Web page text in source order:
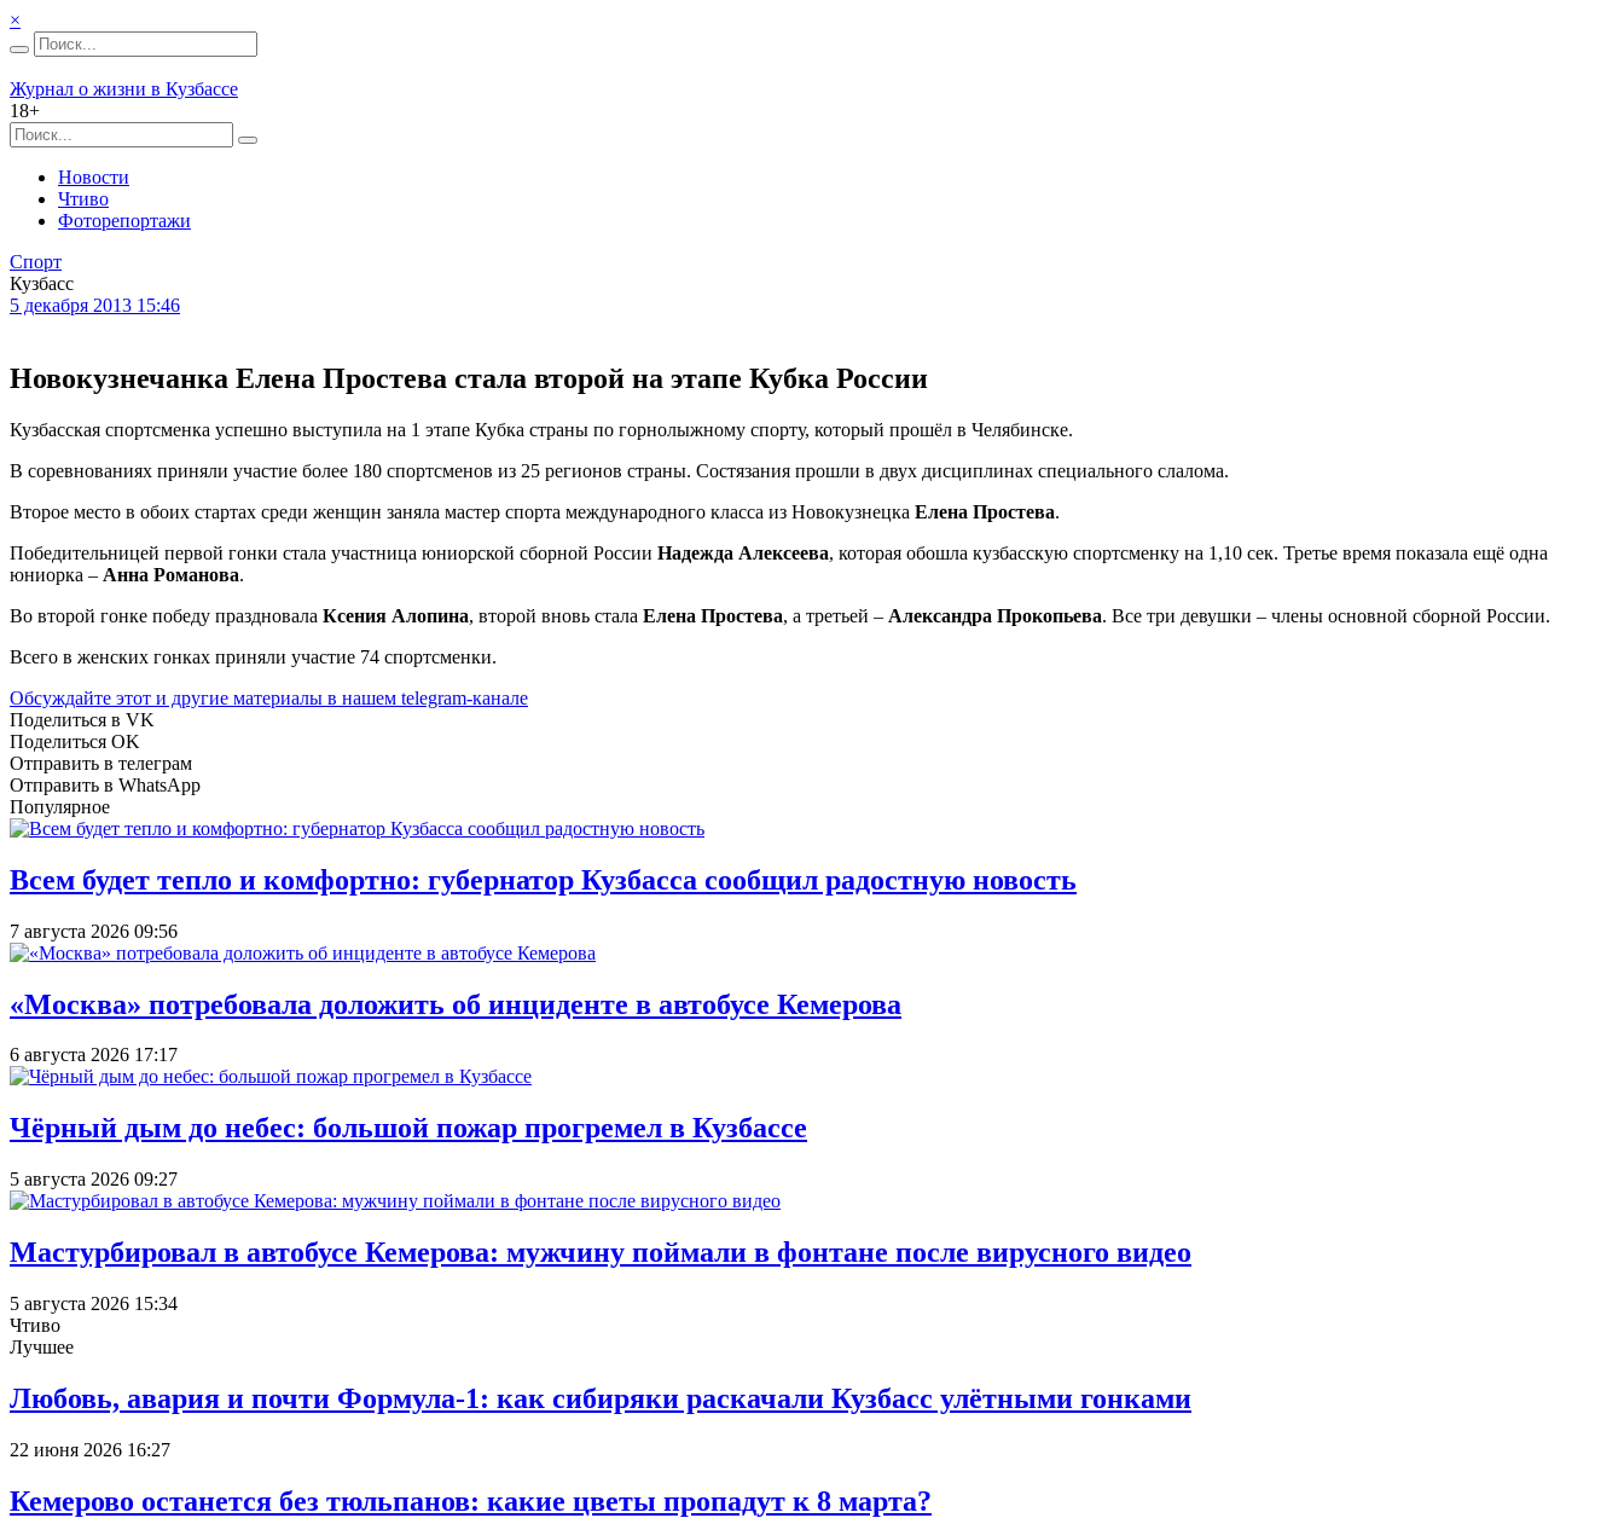
×
Журнал о жизни в Кузбассе
18+
Новости
Чтиво
Фоторепортажи
Спорт
Кузбасс
5 декабря 2013 15:46
Новокузнечанка Елена Простева стала второй на этапе Кубка России
Кузбасская спортсменка успешно выступила на 1 этапе Кубка страны по горнолыжному спорту, который прошёл в Челябинске.
В соревнованиях приняли участие более 180 спортсменов из 25 регионов страны. Состязания прошли в двух дисциплинах специального слалома.
Второе место в обоих стартах среди женщин заняла мастер спорта международного класса из Новокузнецка Елена Простева.
Победительницей первой гонки стала участница юниорской сборной России Надежда Алексеева, которая обошла кузбасскую спортсменку на 1,10 сек. Третье время показала ещё одна
юниорка – Анна Романова.
Во второй гонке победу праздновала Ксения Алопина, второй вновь стала Елена Простева, а третьей – Александра Прокопьева. Все три девушки – члены основной сборной России.
Всего в женских гонках приняли участие 74 спортсменки.
Обсуждайте этот и другие материалы в нашем telegram-канале
Поделиться в VK
Поделиться OK
Отправить в телеграм
Отправить в WhatsApp
Популярное
Всем будет тепло и комфортно: губернатор Кузбасса сообщил радостную новость
7 августа 2026 09:56
«Москва» потребовала доложить об инциденте в автобусе Кемерова
6 августа 2026 17:17
Чёрный дым до небес: большой пожар прогремел в Кузбассе
5 августа 2026 09:27
Мастурбировал в автобусе Кемерова: мужчину поймали в фонтане после вирусного видео
5 августа 2026 15:34
Чтиво
Лучшее
Любовь, авария и почти Формула-1: как сибиряки раскачали Кузбасс улётными гонками
22 июня 2026 16:27
Кемерово останется без тюльпанов: какие цветы пропадут к 8 марта?